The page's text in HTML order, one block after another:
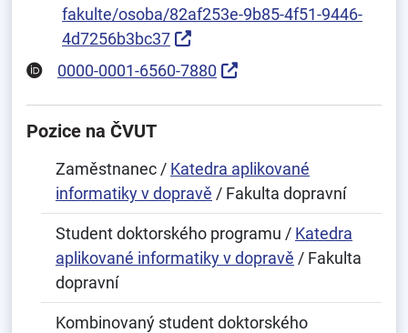
fakulte/osoba/82af253e-9b85-4f51-9446-
4d7256b3bc37
0000-0001-6560-7880
Pozice na ČVUT
Zaměstnanec / Katedra aplikované
informatiky v dopravě / Fakulta dopravní
Student doktorského programu / Katedra
aplikované informatiky v dopravě / Fakulta
dopravní
Kombinovaný student doktorského